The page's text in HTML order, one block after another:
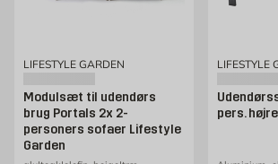
LIFESTYLE GARDEN
Modulsæt til udendørs
brug Portals 2x 2-
personers sofaer Lifestyle
Garden
LIFESTYLE
pers.